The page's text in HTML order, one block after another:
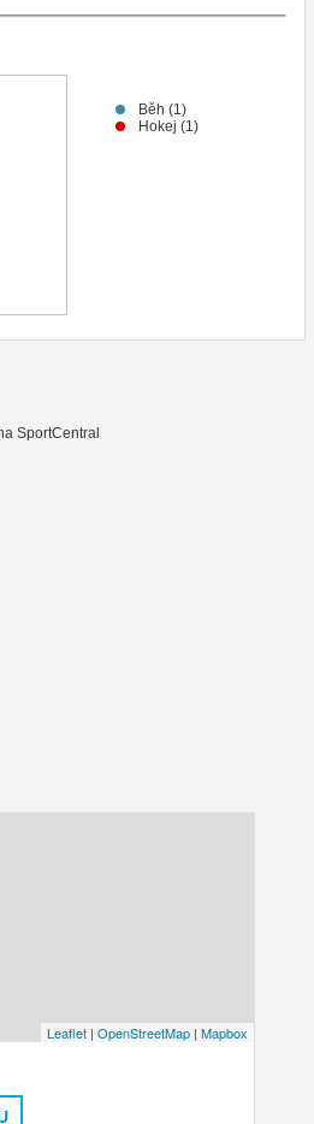
Běh (1)
Hokej (1)
SportCentral
Leaflet | OpenStreetMap | Mapbox